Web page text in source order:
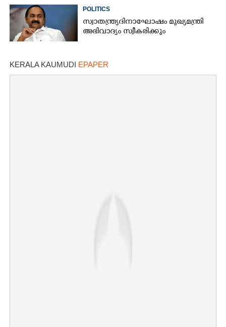
POLITICS
സ്വാതന്ത്ര്യദിനാഘോഷം മുഖ്യമന്ത്രി
അഭിവാദ്യം സ്വീകരിക്കും
KERALA KAUMUDI EPAPER